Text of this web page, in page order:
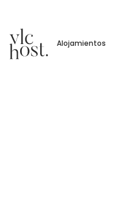
Alojamientos